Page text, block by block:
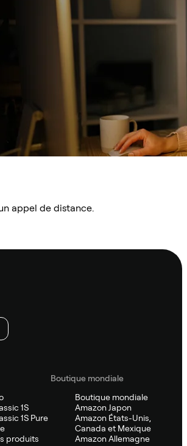
appel de distance.
1S
1S Pure
produits
Boutique mondiale
Boutique mondiale
Amazon Japon
Amazon États-Unis,
Canada et Mexique
Amazon Allemagne